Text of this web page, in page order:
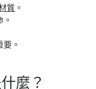
質 。
。
麼？